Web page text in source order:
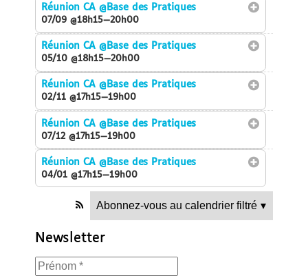
Réunion CA@Base des Pratiques
07/09 @18h15—20h00
Réunion CA@Base des Pratiques
05/10 @18h15—20h00
Réunion CA@Base des Pratiques
02/11 @17h15—19h00
Réunion CA@Base des Pratiques
07/12 @17h15—19h00
Réunion CA@Base des Pratiques
04/01 @17h15—19h00
Abonnez-vous au calendrier filtré ▾
Newsletter